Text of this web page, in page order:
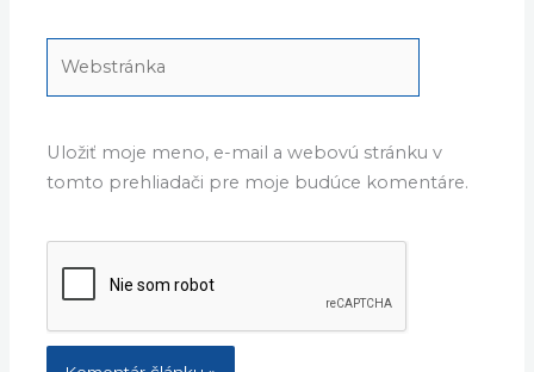
Uložiť moje meno, e-mail a webovú stránku v
tomto prehliadači pre moje budúce komentáre.